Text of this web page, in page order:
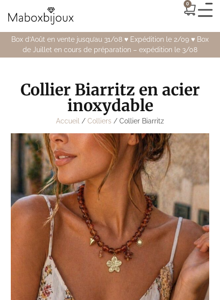
0
Box d’Août en vente jusqu’au 31/08 ♥️ Expédition le 2/09 ♥️ Box
de Juillet en cours de préparation – expédition le 3/08
Collier Biarritz en acier
inoxydable
Accueil / Colliers / Collier Biarritz